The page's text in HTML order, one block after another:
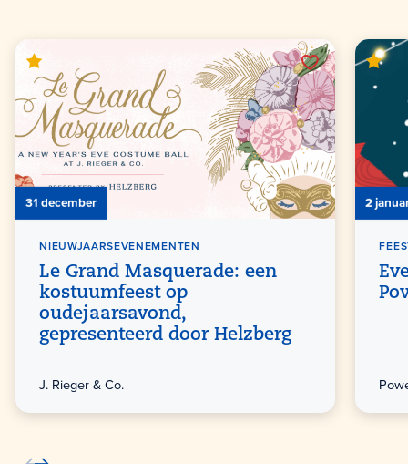
31 december
NIEUWJAARSEVENEMENTEN
Le Grand Masquerade: een
kostuumfeest op
oudejaarsavond,
gepresenteerd door Helzberg
J. Rieger & Co.
2